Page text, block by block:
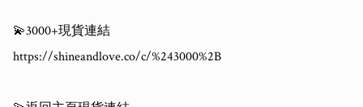
💫3000+現貨連結
https://shineandlove.co/c/%243000%2B